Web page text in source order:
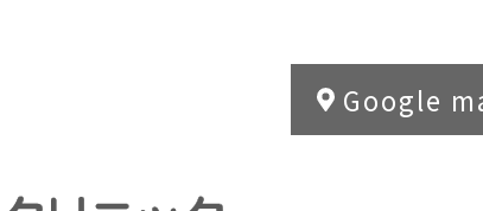
Google